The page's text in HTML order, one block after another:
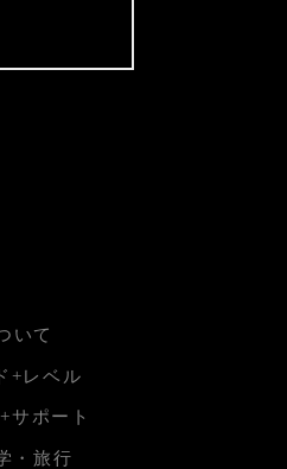
いて
+レベル
ポート
・旅行